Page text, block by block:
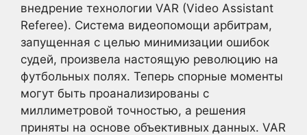
внедрение технологии VAR (Video Assistant
Referee). Система видеопомощи арбитрам,
запущенная с целью минимизации ошибок
судей, произвела настоящую революцию на
футбольных полях. Теперь спорные моменты
могут быть проанализированы с
миллиметровой точностью, а решения
приняты на основе объективных данных. VAR